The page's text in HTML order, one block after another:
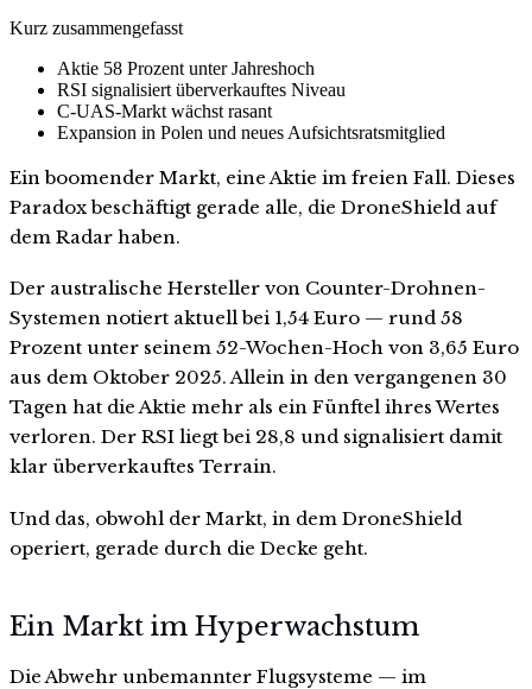
Kurz zusammengefasst
Aktie 58 Prozent unter Jahreshoch
RSI signalisiert überverkauftes Niveau
C-UAS-Markt wächst rasant
Expansion in Polen und neues Aufsichtsratsmitglied
Ein boomender Markt, eine Aktie im freien Fall. Dieses
Paradox beschäftigt gerade alle, die DroneShield auf
dem Radar haben.
Der australische Hersteller von Counter-Drohnen-
Systemen notiert aktuell bei 1,54 Euro — rund 58
Prozent unter seinem 52-Wochen-Hoch von 3,65 Euro
aus dem Oktober 2025. Allein in den vergangenen 30
Tagen hat die Aktie mehr als ein Fünftel ihres Wertes
verloren. Der RSI liegt bei 28,8 und signalisiert damit
klar überverkauftes Terrain.
Und das, obwohl der Markt, in dem DroneShield
operiert, gerade durch die Decke geht.
Ein Markt im Hyperwachstum
Die Abwehr unbemannter Flugsysteme — im